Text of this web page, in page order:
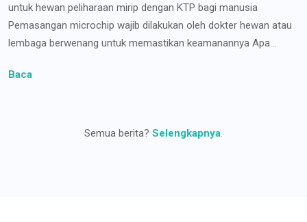
untuk hewan peliharaan mirip dengan KTP bagi manusia
Pemasangan microchip wajib dilakukan oleh dokter hewan atau
lembaga berwenang untuk memastikan keamanannya Apa...
Baca
Semua berita? Selengkapnya